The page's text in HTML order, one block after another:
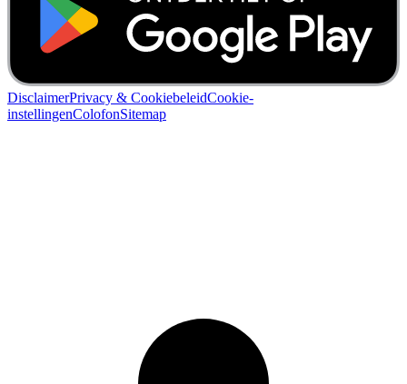
DisclaimerPrivacy & CookiebeleidCookie-
instellingenColofonSitemap